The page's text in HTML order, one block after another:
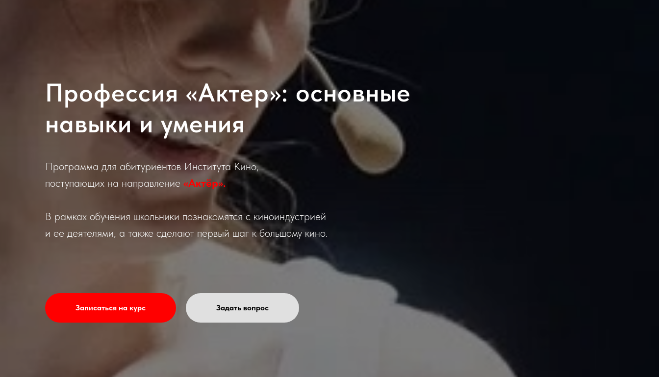
Профессия «Актер»: основные
навыки и умения
Программа для абитуриентов Института Кино,
поступающих на направление «Актёр».
В рамках обучения школьники познакомятся с киноиндустрией
и ее деятелями, а также сделают первый шаг к большому кино.
Записаться на курс Задать вопрос